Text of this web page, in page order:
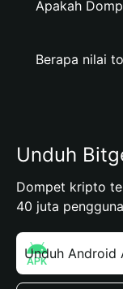
Apakah
Berapa nilai
Unduh
Dompet kripto
40 juta pengguna
Unduh Android